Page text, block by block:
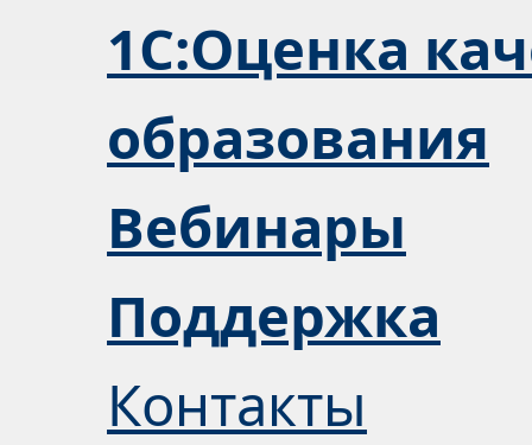
1С:Оценка
образования
Вебинары
Поддержка
Контакты